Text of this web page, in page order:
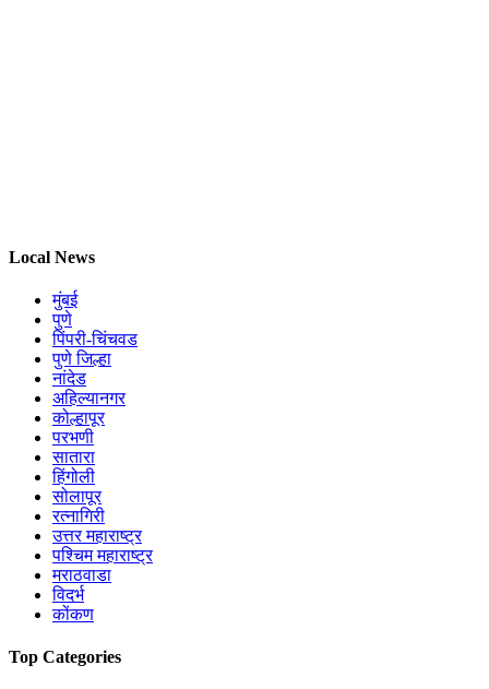
Local News
मुंबई
पुणे
पिंपरी-चिंचवड
पुणे जिल्हा
नांदेड
अहिल्यानगर
कोल्हापूर
परभणी
सातारा
हिंगोली
सोलापूर
रत्नागिरी
उत्तर महाराष्ट्र
पश्चिम महाराष्ट्र
मराठवाडा
विदर्भ
कोंकण
Top Categories